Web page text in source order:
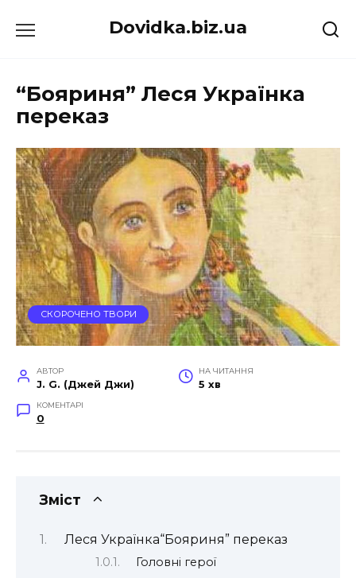
до
Dovidka.biz.ua
“Бояриня” Леся Українка
переказ
СКОРОЧЕНО ТВОРИ
АВТОР
J. G. (Джей Джи)
НА ЧИТАННЯ
5 хв
КОМЕНТАРІ
0
Зміст
Леся Українка“Бояриня” переказ
Головні герої